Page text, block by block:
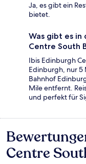
Ja, es gibt ein
bietet.
Was gibt es in
Centre South
Ibis Edinburgh
Edinburgh, nur 5
Bahnhof
Mile entfernt.
und perfekt für
Bewertungen
Centre